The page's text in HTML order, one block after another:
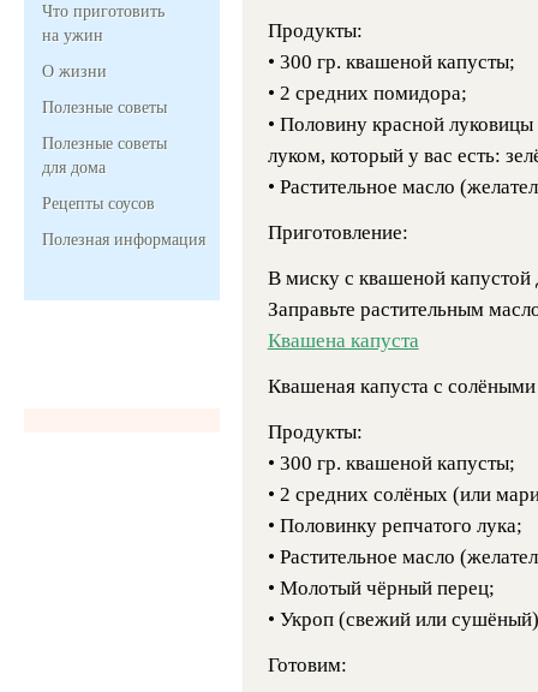
Что приготовить
на ужин
О жизни
Полезные советы
Полезные советы
для дома
Рецепты соусов
Полезная информация
Продукты:
• 300 гр. квашеной капусты;
• 2 средних помидора;
• Половину красной луковицы
луком, который у вас есть:
• Растительное масло
Приготовление:
В миску с квашеной
Заправьте растительным
Квашена капуста
Квашеная капуста с
Продукты:
• 300 гр. квашеной капусты;
• 2 средних солёных (или
• Половинку репчатого лука;
• Растительное масло
• Молотый чёрный перец;
• Укроп (свежий или
Готовим: